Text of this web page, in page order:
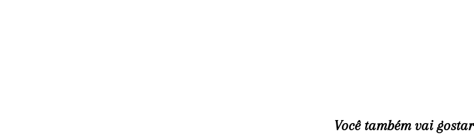
Você também vai gostar